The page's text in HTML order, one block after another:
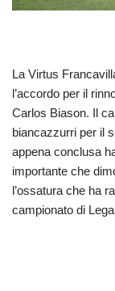
La Virtus
l’accordo per il
Carlos Biason. Il
biancazzurri per il
appena conclusa
importante che
l’ossatura che ha
campionato di